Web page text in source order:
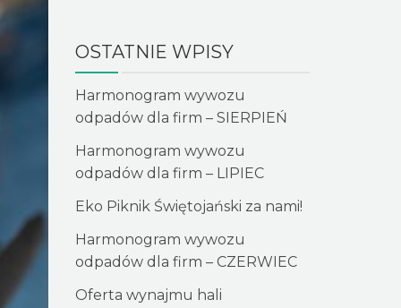
OSTATNIE WPISY
Harmonogram wywozu
odpadów dla firm – SIERPIEŃ
Harmonogram wywozu
odpadów dla firm – LIPIEC
Eko Piknik Świętojański za nami!
Harmonogram wywozu
odpadów dla firm – CZERWIEC
Oferta wynajmu hali